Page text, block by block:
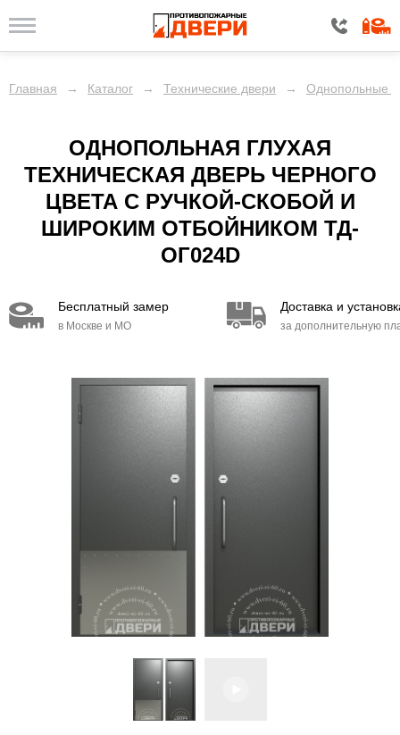
Главная → Каталог → Технические двери → Однопольные
ОДНОПОЛЬНАЯ ГЛУХАЯ
ТЕХНИЧЕСКАЯ ДВЕРЬ ЧЕРНОГО
ЦВЕТА С РУЧКОЙ-СКОБОЙ И
ШИРОКИМ ОТБОЙНИКОМ ТД-
ОГ024D
Бесплатный замер
в Москве и МО
Доставка и
за дополнительную